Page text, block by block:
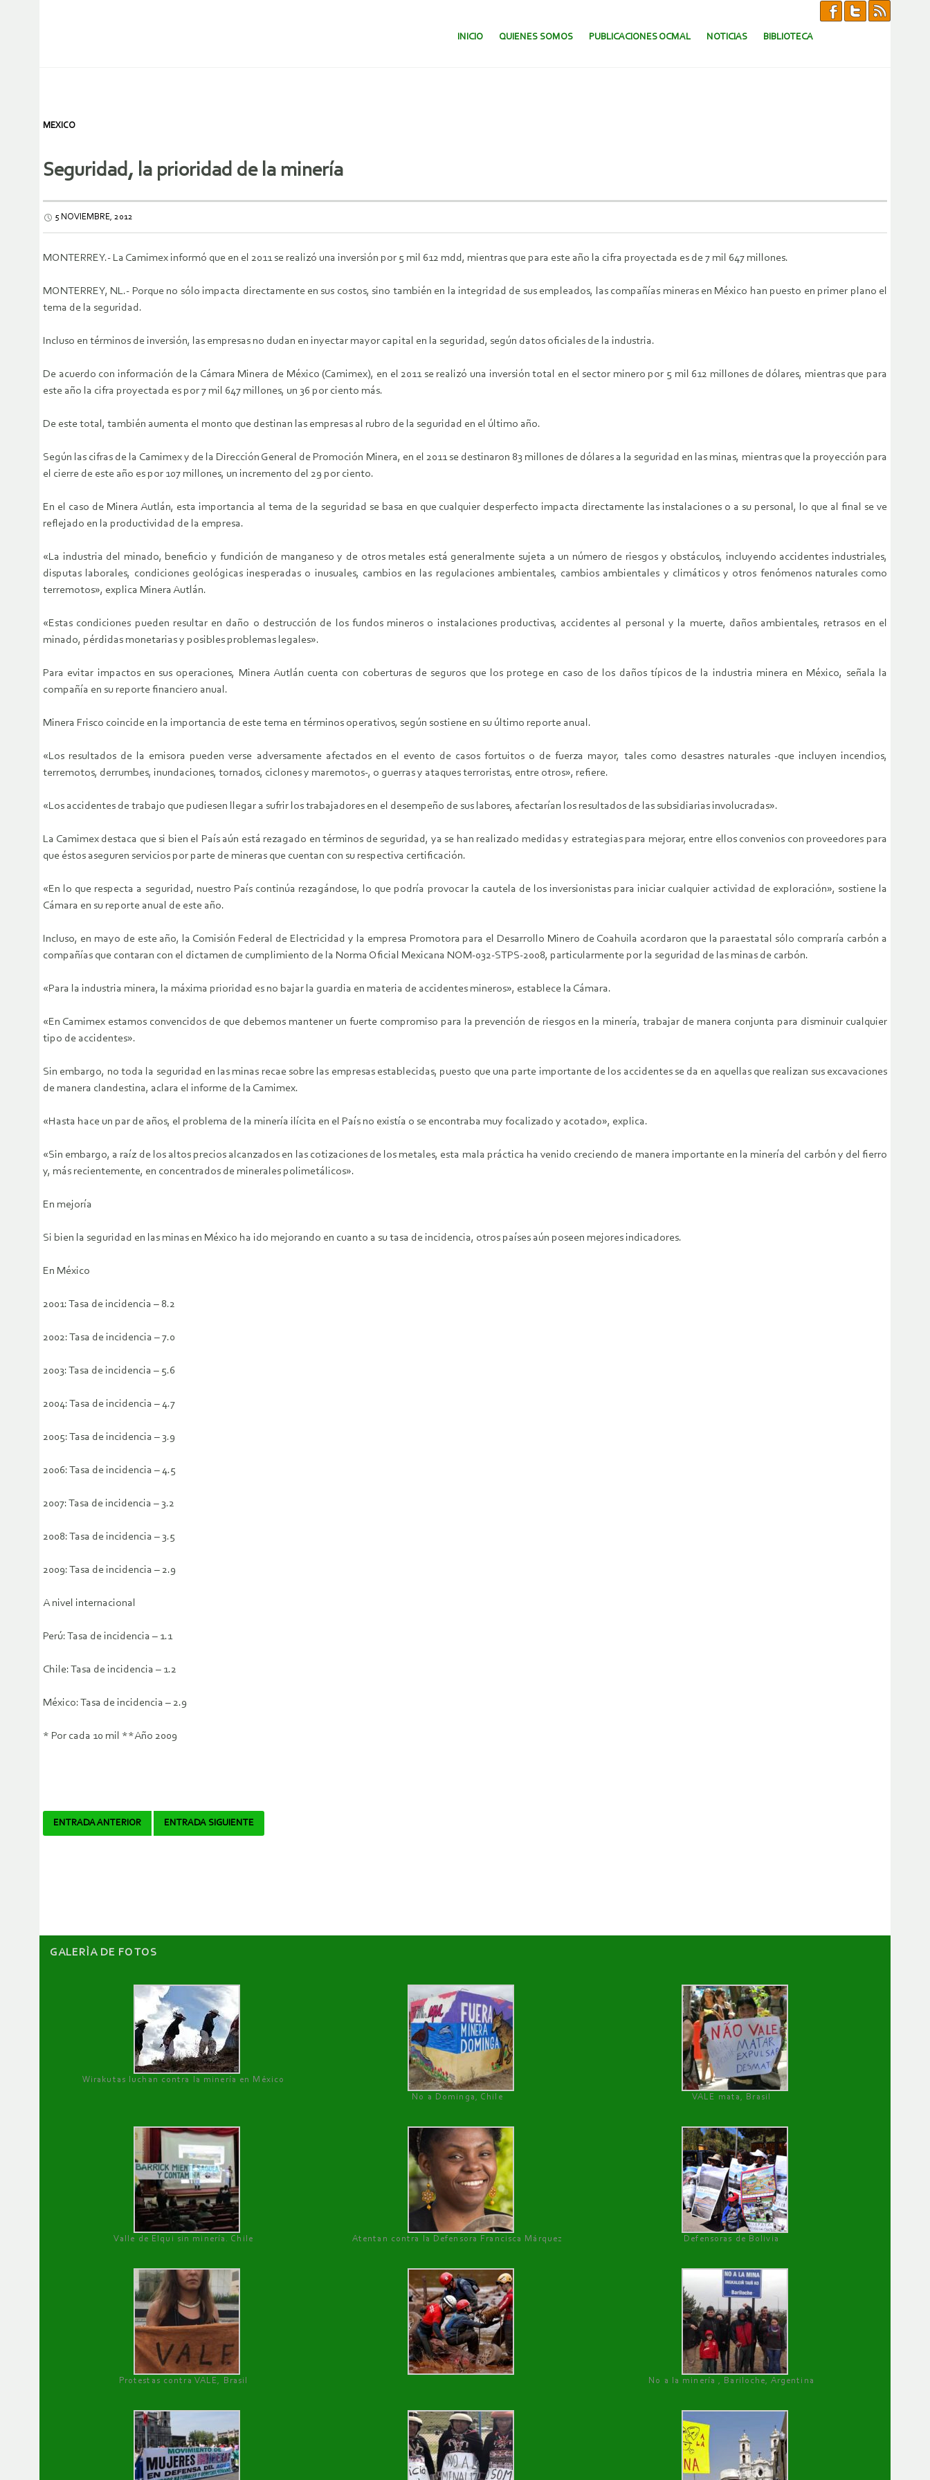
SALTAR AL CONTENIDO.
INICIO QUIENES SOMOS PUBLICACIONES OCMAL NOTICIAS BIBLIOTECA
MEXICO
Seguridad, la prioridad de la minería
5 NOVIEMBRE, 2012
MONTERREY.- La Camimex informó que en el 2011 se realizó una inversión por 5 mil 612 mdd, mientras que para este año la cifra proyectada es de 7 mil 647 millones.
MONTERREY, NL.- Porque no sólo impacta directamente en sus costos, sino también en la integridad de sus empleados, las compañías mineras en México han puesto en primer plano el
tema de la seguridad.
Incluso en términos de inversión, las empresas no dudan en inyectar mayor capital en la seguridad, según datos oficiales de la industria.
De acuerdo con información de la Cámara Minera de México (Camimex), en el 2011 se realizó una inversión total en el sector minero por 5 mil 612 millones de dólares, mientras que para
este año la cifra proyectada es por 7 mil 647 millones, un 36 por ciento más.
De este total, también aumenta el monto que destinan las empresas al rubro de la seguridad en el último año.
Según las cifras de la Camimex y de la Dirección General de Promoción Minera, en el 2011 se destinaron 83 millones de dólares a la seguridad en las minas, mientras que la proyección para
el cierre de este año es por 107 millones, un incremento del 29 por ciento.
En el caso de Minera Autlán, esta importancia al tema de la seguridad se basa en que cualquier desperfecto impacta directamente las instalaciones o a su personal, lo que al final se ve
reflejado en la productividad de la empresa.
«La industria del minado, beneficio y fundición de manganeso y de otros metales está generalmente sujeta a un número de riesgos y obstáculos, incluyendo accidentes industriales,
disputas laborales, condiciones geológicas inesperadas o inusuales, cambios en las regulaciones ambientales, cambios ambientales y climáticos y otros fenómenos naturales como
terremotos», explica Minera Autlán.
«Estas condiciones pueden resultar en daño o destrucción de los fundos mineros o instalaciones productivas, accidentes al personal y la muerte, daños ambientales, retrasos en el
minado, pérdidas monetarias y posibles problemas legales».
Para evitar impactos en sus operaciones, Minera Autlán cuenta con coberturas de seguros que los protege en caso de los daños típicos de la industria minera en México, señala la
compañía en su reporte financiero anual.
Minera Frisco coincide en la importancia de este tema en términos operativos, según sostiene en su último reporte anual.
«Los resultados de la emisora pueden verse adversamente afectados en el evento de casos fortuitos o de fuerza mayor, tales como desastres naturales -que incluyen incendios,
terremotos, derrumbes, inundaciones, tornados, ciclones y maremotos-, o guerras y ataques terroristas, entre otros», refiere.
«Los accidentes de trabajo que pudiesen llegar a sufrir los trabajadores en el desempeño de sus labores, afectarían los resultados de las subsidiarias involucradas».
La Camimex destaca que si bien el País aún está rezagado en términos de seguridad, ya se han realizado medidas y estrategias para mejorar, entre ellos convenios con proveedores para
que éstos aseguren servicios por parte de mineras que cuentan con su respectiva certificación.
«En lo que respecta a seguridad, nuestro País continúa rezagándose, lo que podría provocar la cautela de los inversionistas para iniciar cualquier actividad de exploración», sostiene la
Cámara en su reporte anual de este año.
Incluso, en mayo de este año, la Comisión Federal de Electricidad y la empresa Promotora para el Desarrollo Minero de Coahuila acordaron que la paraestatal sólo compraría carbón a
compañías que contaran con el dictamen de cumplimiento de la Norma Oficial Mexicana NOM-032-STPS-2008, particularmente por la seguridad de las minas de carbón.
«Para la industria minera, la máxima prioridad es no bajar la guardia en materia de accidentes mineros», establece la Cámara.
«En Camimex estamos convencidos de que debemos mantener un fuerte compromiso para la prevención de riesgos en la minería, trabajar de manera conjunta para disminuir cualquier
tipo de accidentes».
Sin embargo, no toda la seguridad en las minas recae sobre las empresas establecidas, puesto que una parte importante de los accidentes se da en aquellas que realizan sus excavaciones
de manera clandestina, aclara el informe de la Camimex.
«Hasta hace un par de años, el problema de la minería ilícita en el País no existía o se encontraba muy focalizado y acotado», explica.
«Sin embargo, a raíz de los altos precios alcanzados en las cotizaciones de los metales, esta mala práctica ha venido creciendo de manera importante en la minería del carbón y del fierro
y, más recientemente, en concentrados de minerales polimetálicos».
En mejoría
Si bien la seguridad en las minas en México ha ido mejorando en cuanto a su tasa de incidencia, otros países aún poseen mejores indicadores.
En México
2001: Tasa de incidencia – 8.2
2002: Tasa de incidencia – 7.0
2003: Tasa de incidencia – 5.6
2004: Tasa de incidencia – 4.7
2005: Tasa de incidencia – 3.9
2006: Tasa de incidencia – 4.5
2007: Tasa de incidencia – 3.2
2008: Tasa de incidencia – 3.5
2009: Tasa de incidencia – 2.9
A nivel internacional
Perú: Tasa de incidencia – 1.1
Chile: Tasa de incidencia – 1.2
México: Tasa de incidencia – 2.9
* Por cada 10 mil **Año 2009
Navegador
ENTRADA ANTERIOR ENTRADA SIGUIENTE
GALERÌA DE FOTOS
Wirakutas luchan contra la minería en México
No a Dominga, Chile
VALE mata, Brasil
Valle de Elqui sin minería. Chile Atentan contra la Defensora Francisca Márquez Defensoras de Bolivia
Protestas contra VALE, Brasil No a la minería , Bariloche, Argentina